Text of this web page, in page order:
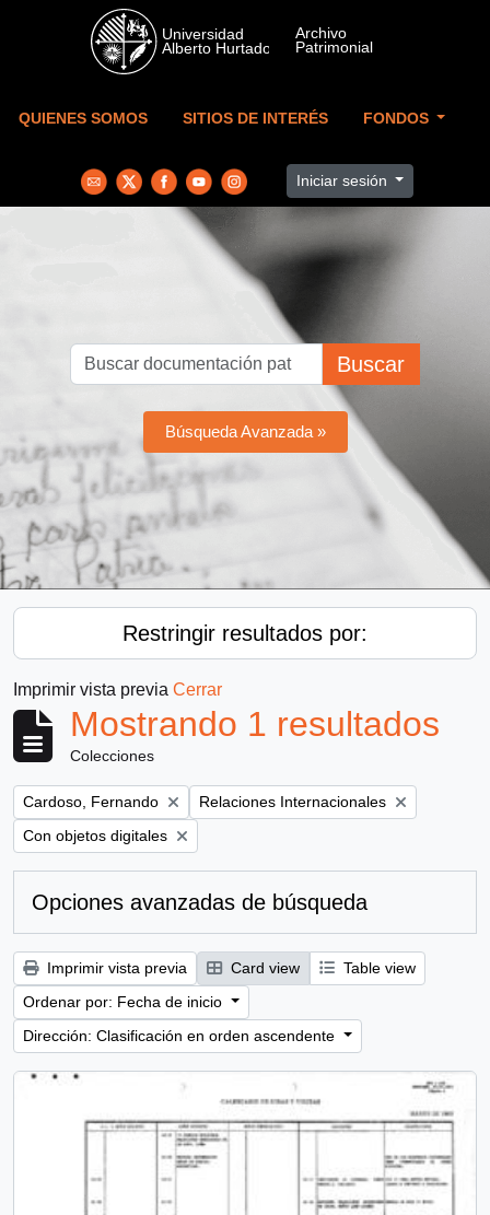
Skip to main content
QUIENES SOMOS SITIOS DE INTERÉS FONDOS
Iniciar sesión
Buscar
Búsqueda Avanzada »
Restringir resultados por:
Imprimir vista previa Cerrar
Mostrando 1 resultados
Colecciones
Remove filter:
Cardoso, Fernando Remove filter:
Relaciones Internacionales
Remove filter:
Con objetos digitales
Opciones avanzadas de búsqueda
Imprimir vista previa Card view
Table view
Ordenar por: Fecha de inicio
Dirección: Clasificación en orden ascendente